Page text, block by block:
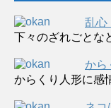
乱心
下々のざれごとな
から
からくり人形に感